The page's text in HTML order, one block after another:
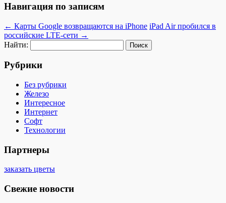
Навигация по записям
← Карты Google возвращаются на iPhone iPad Air пробился в
российские LTE-сети →
Найти:
Рубрики
Без рубрики
Железо
Интересное
Интернет
Софт
Технологии
Партнеры
заказать цветы
Свежие новости